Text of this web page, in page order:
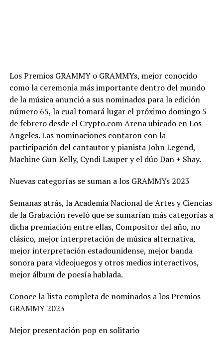
Los Premios GRAMMY o GRAMMYs, mejor conocido
como la ceremonia más importante dentro del mundo
de la música anunció a sus nominados para la edición
número 65, la cual tomará lugar el próximo domingo 5
de febrero desde el Crypto.com Arena ubicado en Los
Angeles. Las nominaciones contaron con la
participación del cantautor y pianista John Legend,
Machine Gun Kelly, Cyndi Lauper y el dúo Dan + Shay.
Nuevas categorías se suman a los GRAMMYs 2023
Semanas atrás, la Academia Nacional de Artes y Ciencias
de la Grabación reveló que se sumarían más categorías a
dicha premiación entre ellas, Compositor del año, no
clásico, mejor interpretación de música alternativa,
mejor interpretación estadounidense, mejor banda
sonora para videojuegos y otros medios interactivos,
mejor álbum de poesía hablada.
Conoce la lista completa de nominados a los Premios
GRAMMY 2023
Mejor presentación pop en solitario